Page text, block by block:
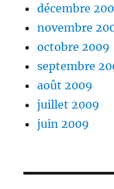
décembre
novembre
octobre 2009
septembre
août 2009
juillet 2009
juin 2009